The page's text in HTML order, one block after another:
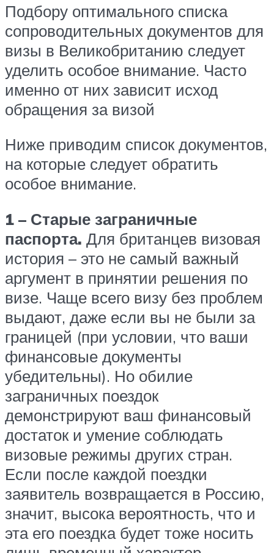
Подбору оптимального списка
сопроводительных документов для
визы в Великобританию следует
уделить особое внимание. Часто
именно от них зависит исход
обращения за визой
Ниже приводим список документов,
на которые следует обратить
особое внимание.
1 – Старые заграничные
паспорта. Для британцев визовая
история – это не самый важный
аргумент в принятии решения по
визе. Чаще всего визу без проблем
выдают, даже если вы не были за
границей (при условии, что ваши
финансовые документы
убедительны). Но обилие
заграничных поездок
демонстрируют ваш финансовый
достаток и умение соблюдать
визовые режимы других стран.
Если после каждой поездки
заявитель возвращается в Россию,
значит, высока вероятность, что и
эта его поездка будет тоже носить